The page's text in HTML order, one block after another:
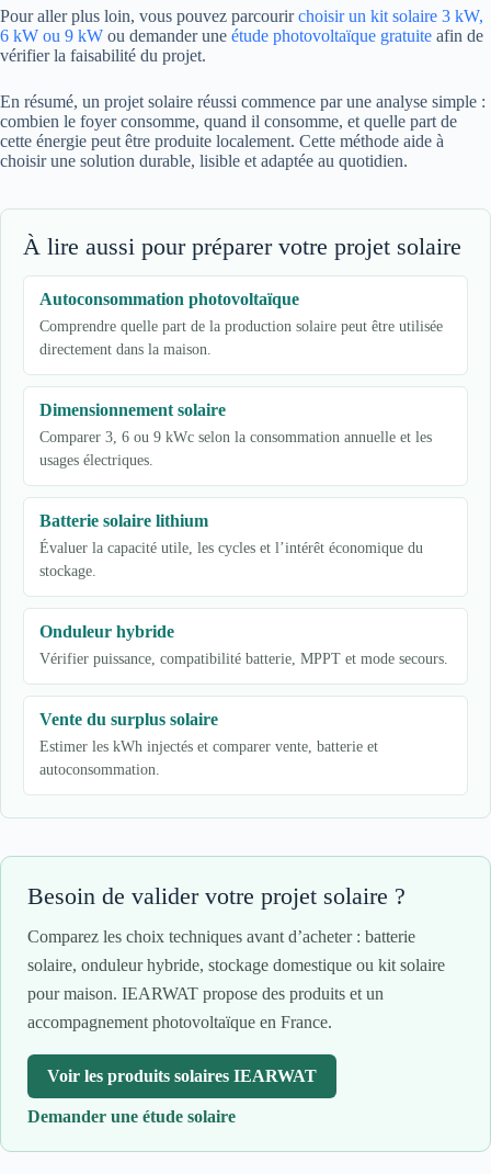
Pour aller plus loin, vous pouvez parcourirchoisir un kit solaire 3 kW,
6 kW ou 9 kW ou demander une étude photovoltaïque gratuite afin de
vérifier la faisabilité du projet.
En résumé, un projet solaire réussi commence par une analyse simple :
combien le foyer consomme, quand il consomme, et quelle part de
cette énergie peut être produite localement. Cette méthode aide à
choisir une solution durable, lisible et adaptée au quotidien.
À lire aussi pour préparer votre projet solaire
Autoconsommation photovoltaïque
Comprendre quelle part de la production solaire peut être utilisée
directement dans la maison.
Dimensionnement solaire
Comparer 3, 6 ou 9 kWc selon la consommation annuelle et les
usages électriques.
Batterie solaire lithium
Évaluer la capacité utile, les cycles et l’intérêt économique du
stockage.
Onduleur hybride
Vérifier puissance, compatibilité batterie, MPPT et mode secours.
Vente du surplus solaire
Estimer les kWh injectés et comparer vente, batterie et
autoconsommation.
Besoin de valider votre projet solaire ?
Comparez les choix techniques avant d’acheter : batterie
solaire, onduleur hybride, stockage domestique ou kit solaire
pour maison. IEARWAT propose des produits et un
accompagnement photovoltaïque en France.
Voir les produits solaires IEARWAT
Demander une étude solaire